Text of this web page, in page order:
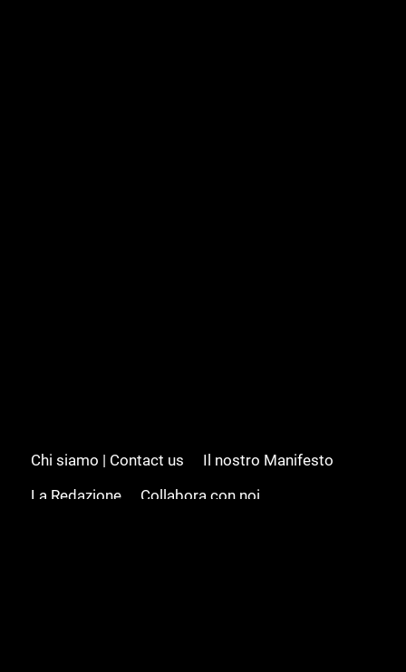
Chi siamo | Contact us
Il nostro Manifesto
La Redazione
Collabora con noi